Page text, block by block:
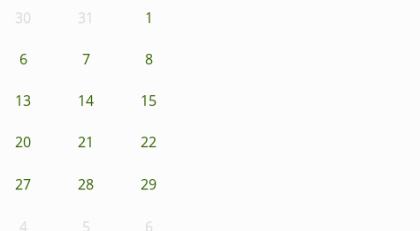
30 31 1
6 7 8
13 14 15
20 21 22
27 28 29
4 5 6